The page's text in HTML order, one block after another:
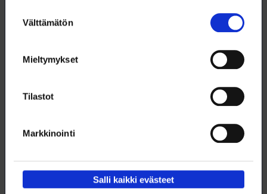
valinta
Välttämätön
Mieltymykset
Tilastot
Markkinointi
Salli kaikki evästeet
Vuosiloman pituus ja lomaraha eivät ole
itsestäänselvyyksiä
Liitot ovat neuvotelleet jäsenilleen merkittäviä, lainsäädäntöä
parempia vuosilomaan liittyviä etuja työ- ja virkaehtosopimuksiin.